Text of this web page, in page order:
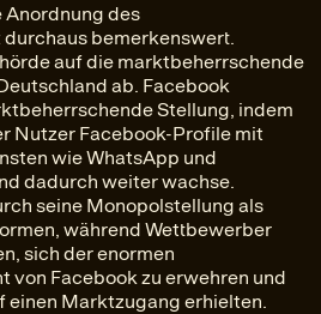
Anordnung des
bemerkenswert.
auf die marktbeherrschende
ab. Facebook
Stellung, indem
Nutzer Facebook-Profile mit
wie WhatsApp und
dadurch weiter wachse.
seine Monopolstellung als
während Wettbewerber
sich der enormen
von Facebook zu erwehren und
einen Marktzugang erhielten.